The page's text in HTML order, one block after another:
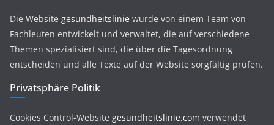
Die Website gesundheitslinie wurde von einem Team von
Fachleuten entwickelt und verwaltet, die auf verschiedene
Themen spezialisiert sind, die über die Tagesordnung
entscheiden und alle Texte auf der Website sorgfältig prüfen.
Privatsphäre Politik
Cookies Control-Website gesundheitslinie.com verwendet